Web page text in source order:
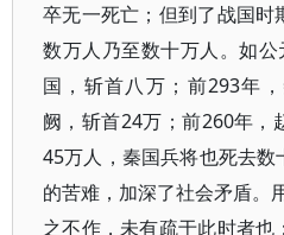
卒无一死亡；但到了战国时
数万人乃至数十万人。如
国，斩首八万；前293年
阙，斩首24万；前260年，
45万人，秦国兵将也死去
的苦难，加深了社会矛盾。
之不作，未有疏于此时者